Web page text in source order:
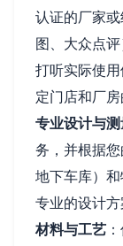
认证的厂家
图、大众点
打听实际使
定门店和厂房
专业设计与
务，并根据您
地下车库）
专业的设计方
材料与工艺